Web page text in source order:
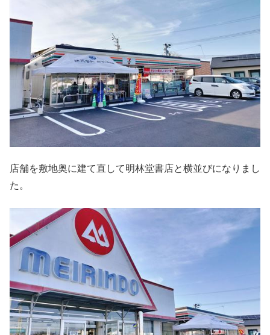
店舗を敷地奥に建て直して明林堂書店と横並びになりまし
た。